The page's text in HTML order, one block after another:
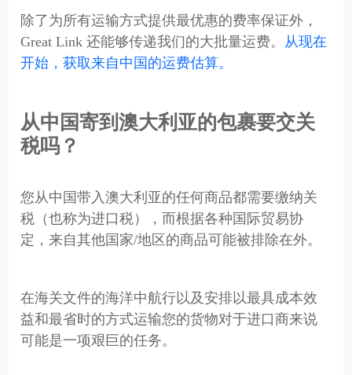
除了为所有运输方式提供最优惠的费率保证外，
Great Link 还能够传递我们的大批量运费。 从现在
开始，获取来自中国的运费估算。
从中国寄到澳大利亚的包裹要交关
税吗？
您从中国带入澳大利亚的任何商品都需要缴纳关
税（也称为进口税），而根据各种国际贸易协
定，来自其他国家/地区的商品可能被排除在外。
在海关文件的海洋中航行以及安排以最具成本效
益和最省时的方式运输您的货物对于进口商来说
可能是一项艰巨的任务。